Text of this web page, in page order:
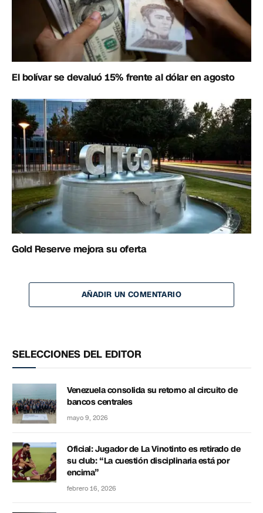
El bolívar se devaluó 15% frente al dólar en agosto
Gold Reserve mejora su oferta
AÑADIR UN COMENTARIO
SELECCIONES DEL EDITOR
Venezuela consolida su retorno al circuito de
bancos centrales
mayo 9, 2026
Oficial: Jugador de La Vinotinto es retirado de
su club: “La cuestión disciplinaria está por
encima”
febrero 16, 2026